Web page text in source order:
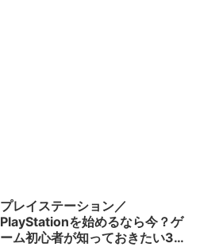
プレイステーション／
PlayStationを始めるなら今？ゲ
ーム初心者が知っておきたい3つ